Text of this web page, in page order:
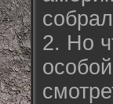
2. Но